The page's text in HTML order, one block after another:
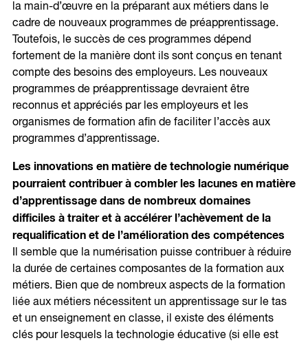
la main-d’œuvre en la préparant aux métiers dans le
cadre de nouveaux programmes de préapprentissage.
Toutefois, le succès de ces programmes dépend
fortement de la manière dont ils sont conçus en tenant
compte des besoins des employeurs. Les nouveaux
programmes de préapprentissage devraient être
reconnus et appréciés par les employeurs et les
organismes de formation afin de faciliter l’accès aux
programmes d’apprentissage.
Les innovations en matière de technologie numérique
pourraient contribuer à combler les lacunes en matière
d’apprentissage dans de nombreux domaines
difficiles à traiter et à accélérer l’achèvement de la
requalification et de l’amélioration des compétences
Il semble que la numérisation puisse contribuer à réduire
la durée de certaines composantes de la formation aux
métiers. Bien que de nombreux aspects de la formation
liée aux métiers nécessitent un apprentissage sur le tas
et un enseignement en classe, il existe des éléments
clés pour lesquels la technologie éducative (si elle est